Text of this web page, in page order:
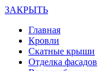
ЗАКРЫТЬ
Главная
Кровли
Скатные крыши
Отделка фасадов